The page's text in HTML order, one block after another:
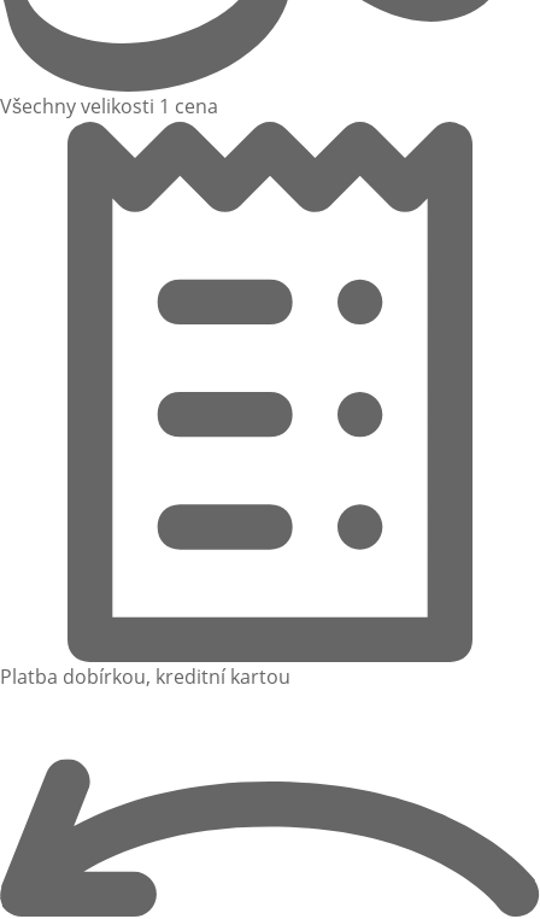
Všechny velikosti 1 cena
Platba dobírkou, kreditní kartou